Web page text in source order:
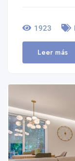
1923
Leer más